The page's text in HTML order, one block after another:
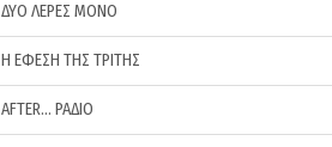
ΔΥΟ ΛΕΡΕΣ ΜΟΝΟ
Η ΕΦΕΣΗ ΤΗΣ ΤΡΙΤΗΣ
AFTER… ΡΑΔΙΟ